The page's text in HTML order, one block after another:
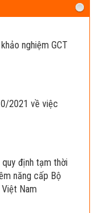
nghiệm GCT
2021 về việc
định tạm thời
năng cấp Bộ
Nam